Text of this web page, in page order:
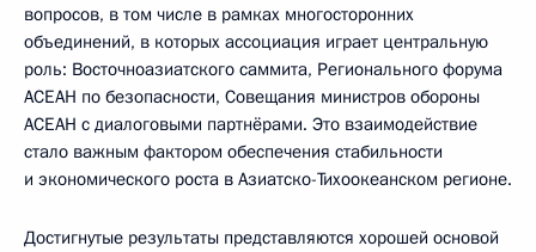
вопросов, в том числе в рамках многосторонних
объединений, в которых ассоциация играет центральную
роль: Восточноазиатского саммита, Регионального форума
АСЕАН по безопасности, Совещания министров обороны
АСЕАН с диалоговыми партнёрами. Это взаимодействие
стало важным фактором обеспечения стабильности
и экономического роста в Азиатско-Тихоокеанском регионе.
Достигнутые результаты представляются хорошей основой